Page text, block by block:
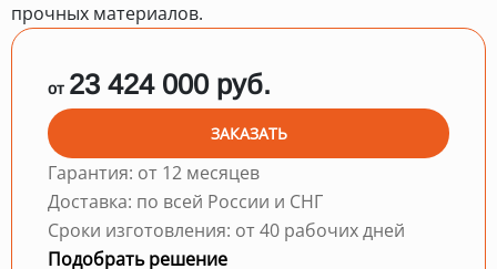
прочных материалов.
от 23 424 000 руб.
ЗАКАЗАТЬ
Гарантия: от 12 месяцев
Доставка: по всей России и СНГ
Сроки изготовления: от 40 рабочих дней
Подобрать решение